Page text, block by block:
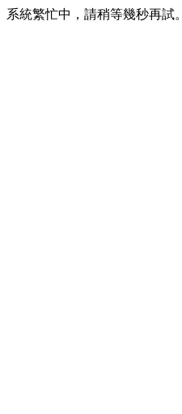
系統繁忙中，請稍等幾秒再試。